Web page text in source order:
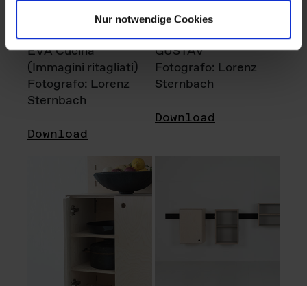
Nur notwendige Cookies
EVA Cucina
(Immagini ritagliati)
Fotografo: Lorenz
Sternbach
Download
GUSTAV
Fotografo: Lorenz
Sternbach
Download